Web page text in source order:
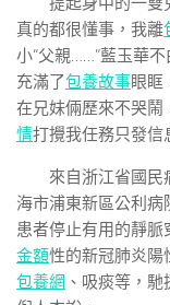
真的都很懂事，我離
小“父親……”藍玉華
充滿了包養故事眼眶
在兄妹倆歷來不哭鬧
情打攪我任務只發信
來自浙江省國民
海市浦東新區公利病
患者停止有用的靜
金額性的新冠肺炎陽
包養網 、吸痰等，